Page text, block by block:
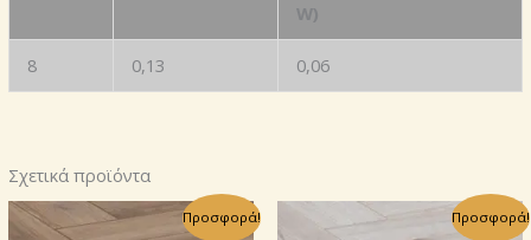
W)
8 0,13 0,06
Σχετικά προϊόντα
Προσφορά! Προσφορά!